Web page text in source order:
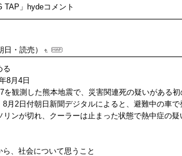
TAP」hydeコメント
・読売）
る
8月4日
を観測した熊本地震で、災害関連死の疑いがある初
月2日付朝日新聞デジタルによると、避難中の車で
リンが切れ、クーラーは止まった状態で熱中症の疑
、社会について思うこと